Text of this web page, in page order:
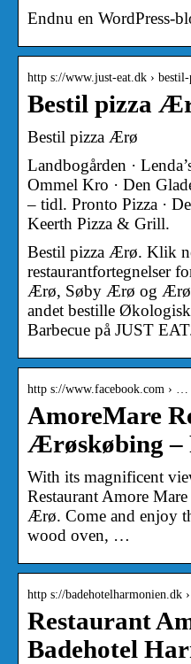
Endnu en WordPress-
http s://www.just-eat.dk › bestil-
Bestil pizza
Bestil pizza Ærø
Landbogården ·
Ommel Kro · Den
– tidl. Pronto Pizza ·
Keerth Pizza & Grill.
Bestil pizza Ærø. Klik
restaurantfortegnelser
Ærø, Søby Ærø og
andet bestille
Barbecue på JUST
http s://www.facebook.com › …
AmoreMare
Ærøskøbing –
With its magnificent
Restaurant Amore
Ærø. Come and enjoy
wood oven, …
http s://badehotelharmonien.dk
Restaurant
Badehotel